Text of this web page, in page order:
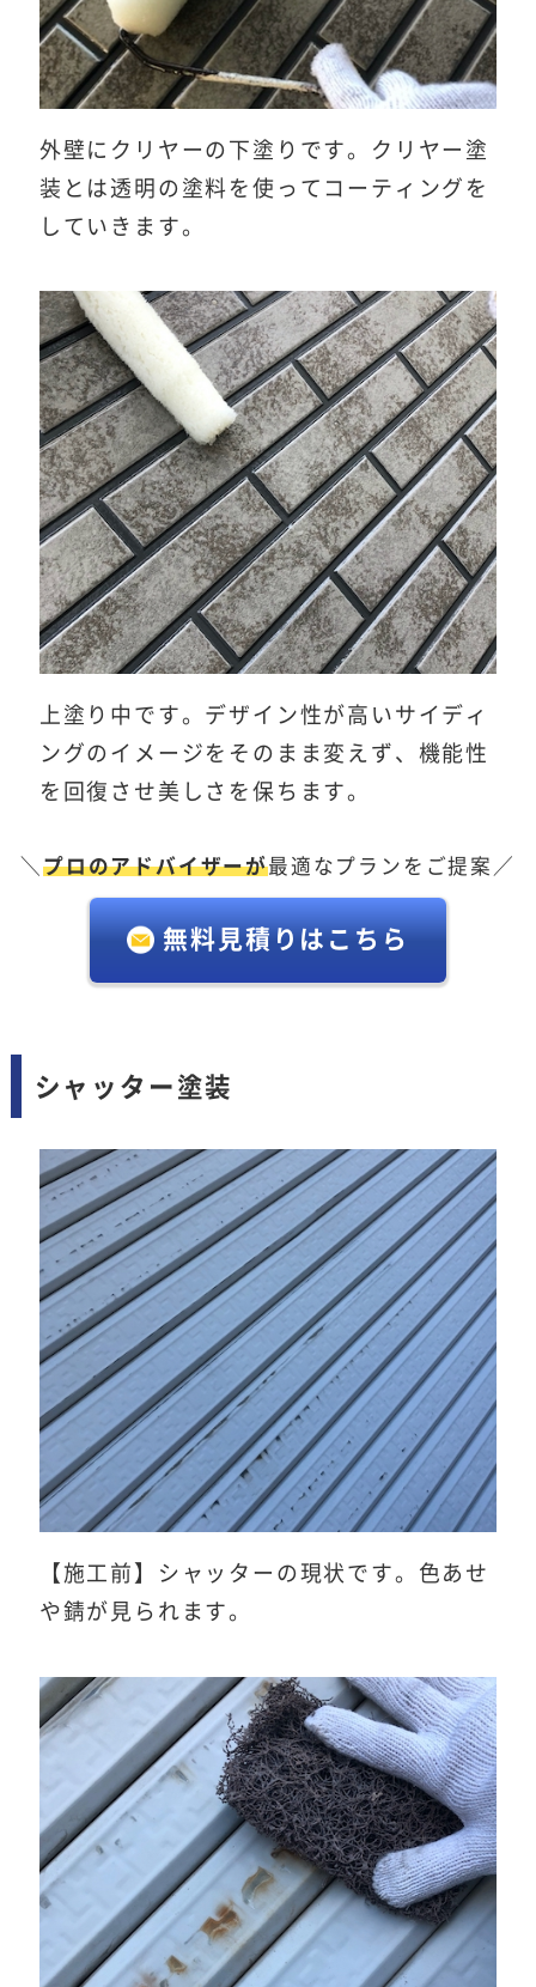
外壁にクリヤーの下塗りです。クリヤー塗
装とは透明の塗料を使ってコーティングを
していきます。
上塗り中です。デザイン性が高いサイディ
ングのイメージをそのまま変えず、機能性
を回復させ美しさを保ちます。
＼プロのアドバイザーが最適なプランをご提案／
無料見積りはこちら
シャッター塗装
【施工前】シャッターの現状です。色あせ
や錆が見られます。